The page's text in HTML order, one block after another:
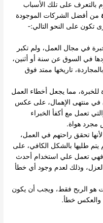
بالتعرف على تلك الأسباب
من أفضل الشركات الموجودة
تكون على النحو التالي:-
في مجال العمل، ولم تكبر
في السوق عن سنة أو أثنين،
تاريخها ممتد فوق
للخبرة، مما يجعل أخطاء العمل
في منتهى الإهمال، على عكس
تعمل مع أكفأ الخبراء
مجرد هواة.
تحقق راحتهم في العمل،
طليها بالشكل الكافي، على
تعمل علي استخدام أحدث
وذلك لعدم وجود أي خطأ
هو الربح فقط، ويجب أن يكون
والعكس خطأ.